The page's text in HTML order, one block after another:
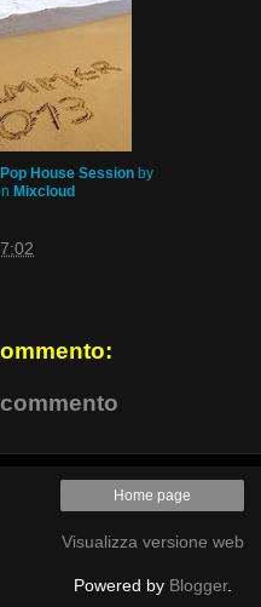
House Session by
Mixcloud
Home page
Visualizza versione web
Powered by Blogger.